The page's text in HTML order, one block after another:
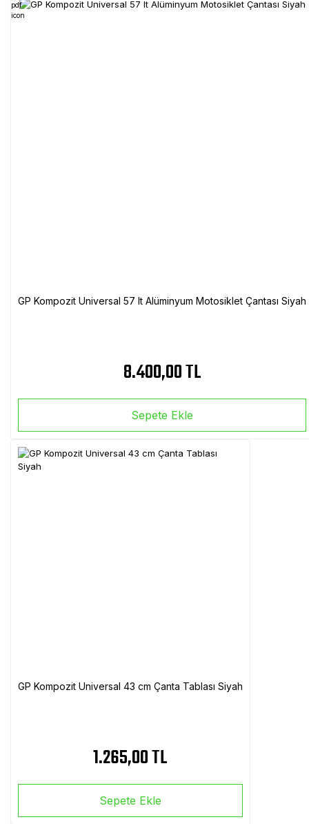
GP Kompozit Universal 57 lt Alüminyum Motosiklet Çantası Siyah
8.400,00 TL
Sepete Ekle
GP Kompozit Universal 43 cm Çanta Tablası Siyah
1.265,00 TL
Sepete Ekle